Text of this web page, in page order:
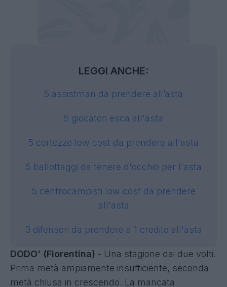
LEGGI ANCHE:
5 assistman da prendere all’asta
5 giocatori esca all'asta
5 certezze low cost da prendere all'asta
5 ballottaggi da tenere d'occhio per l'asta
5 centrocampisti low cost da prendere
all'asta
3 difensori da prendere a 1 credito all'asta
DODO' (Fiorentina) - Una stagione dai due volti.
Prima metà ampiamente insufficiente, seconda
metà chiusa in crescendo. La mancata